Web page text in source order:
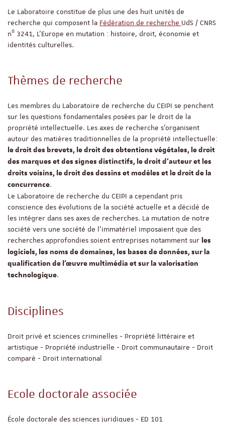
Le Laboratoire constitue de plus une des huit unités de
recherche qui composent la Fédération de recherche UdS / CNRS
no 3241, L'Europe en mutation : histoire, droit, économie et
identités culturelles.
Thèmes de recherche
Les membres du Laboratoire de recherche du CEIPI se penchent
sur les questions fondamentales posées par le droit de la
propriété intellectuelle. Les axes de recherche s'organisent
autour des matières traditionnelles de la propriété intellectuelle:
le droit des brevets, le droit des obtentions végétales, le droit
des marques et des signes distinctifs, le droit d'auteur et les
droits voisins, le droit des dessins et modèles et le droit de la
concurrence.
Le Laboratoire de recherche du CEIPI a cependant pris
conscience des évolutions de la société actuelle et a décidé de
les intégrer dans ses axes de recherches. La mutation de notre
société vers une société de l'immatériel imposaient que des
recherches approfondies soient entreprises notamment sur les
logiciels, les noms de domaines, les bases de données, sur la
qualification de l'œuvre multimédia et sur la valorisation
technologique.
Disciplines
Droit privé et sciences criminelles - Propriété littéraire et
artistique - Propriété industrielle - Droit communautaire - Droit
comparé - Droit international
Ecole doctorale associée
École doctorale des sciences juridiques - ED 101